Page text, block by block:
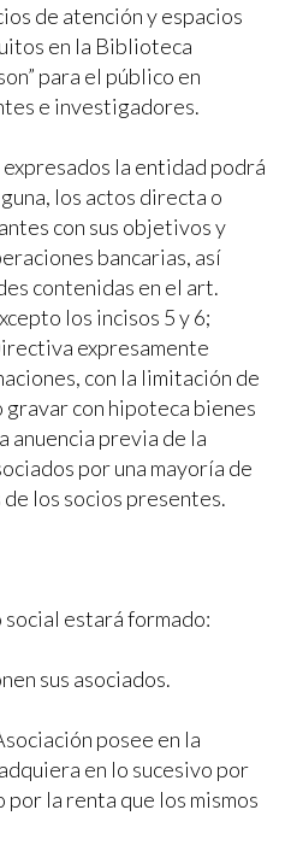
de atención y espacios
en la Biblioteca
para el público en
e investigadores.
expresados la entidad podrá
los actos directa o
con sus objetivos y
bancarias, así
contenidas en el art.
los incisos 5 y 6;
expresamente
con la limitación de
gravar con hipoteca bienes
anuencia previa de la
por una mayoría de
los socios presentes.
estará formado:
sus asociados.
posee en la
en lo sucesivo por
la renta que los mismos